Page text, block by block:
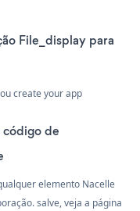
File_display para
create your app
de
elemento Nacelle
salve, veja a página